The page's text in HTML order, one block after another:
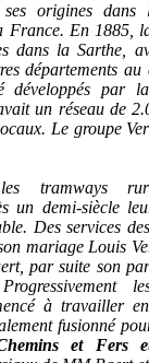
origines dans
France. En 1885,
dans la Sarthe,
départements au
développés par
un réseau de
Le groupe
tramways
un demi-siècle
Des services
mariage Louis
par suite son
à travailler
fusionné
et Fers